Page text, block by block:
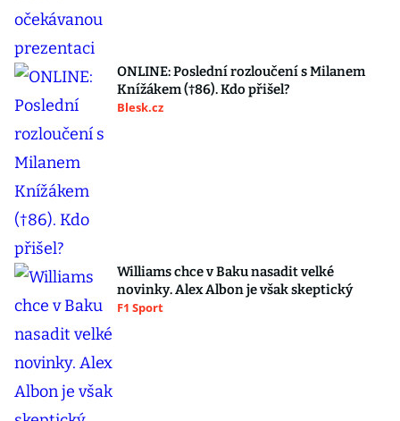
ONLINE: Poslední rozloučení s Milanem
Knížákem (†86). Kdo přišel?
Blesk.cz
Williams chce v Baku nasadit velké
novinky. Alex Albon je však skeptický
F1 Sport